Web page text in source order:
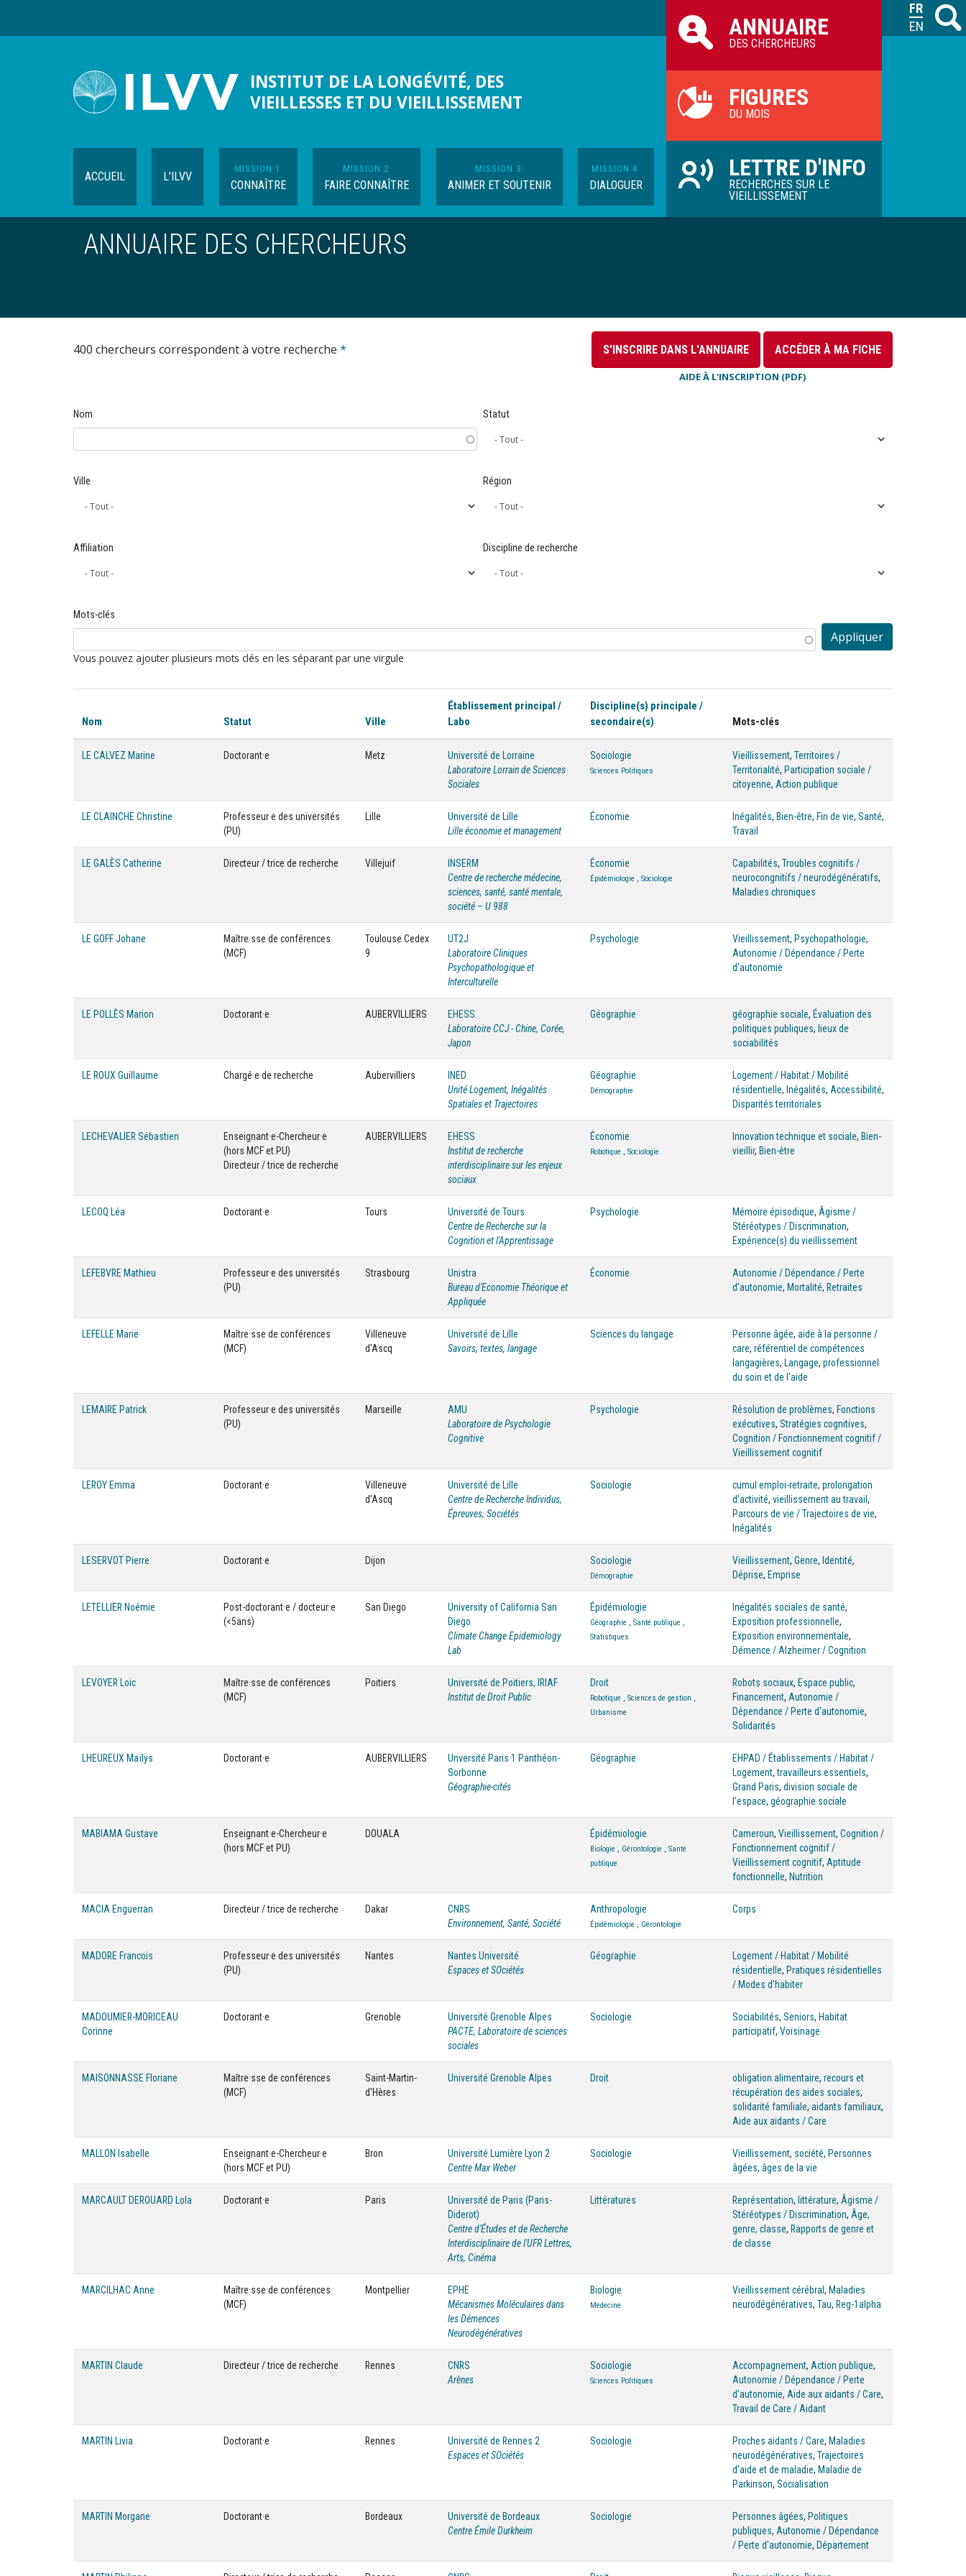
M
INSTITUT DE LA LONGÉVITÉ, DES
VIEILLESSES ET DU VIEILLISSEMENT
ACCUEIL L'ILVV
MISSION 1
CONNAÎTRE
MISSION 2
FAIRE CONNAÎTRE
MISSION 3
ANIMER ET SOUTENIR
MISSION 4
DIALOGUER
ILVV
ANNUAIRE
DES CHERCHEURS
FIGURES
DU MOIS
LETTRE D'INFO
RECHERCHES SUR LE
VIEILLISSEMENT
ANNUAIRE DES CHERCHEURS
400 chercheurs correspondent à votre recherche * S'INSCRIRE DANS L'ANNUAIRE ACCÉDER À MA FICHE
AIDE À L'INSCRIPTION (PDF)
Nom Statut
Ville Région
Affiliation Discipline de recherche
Mots-clés
Vous pouvez ajouter plusieurs mots clés en les séparant par une virgule
Nom Statut Ville
Établissement principal /
Labo
Discipline(s) principale /
secondaire(s)
Mots-clés
LE CALVEZ Marine Doctorant·e Metz
Université de Lorraine
Laboratoire Lorrain de Sciences
Sociales
Sociologie
Sciences Politiques
Vieillissement, Territoires /
Territorialité, Participation sociale /
citoyenne, Action publique
LE CLAINCHE Christine
Professeur·e des universités
(PU)
Lille
Université de Lille
Lille économie et management
Économie Inégalités, Bien-être, Fin de vie, Santé,
Travail
LE GALÈS Catherine Directeur / trice de recherche Villejuif
INSERM
Centre de recherche médecine,
sciences, santé, santé mentale,
société – U 988
Économie
Épidémiologie , Sociologie
Capabilités, Troubles cognitifs /
neurocongnitifs / neurodégénératifs,
Maladies chroniques
LE GOFF Johane
Maître·sse de conférences
(MCF)
Toulouse Cedex
9
UT2J
Laboratoire Cliniques
Psychopathologique et
Interculturelle
Psychologie Vieillissement, Psychopathologie,
Autonomie / Dépendance / Perte
d'autonomie
LE POLLÈS Marion Doctorant·e AUBERVILLIERS
EHESS
Laboratoire CCJ - Chine, Corée,
Japon
Géographie géographie sociale, Évaluation des
politiques publiques, lieux de
sociabilités
LE ROUX Guillaume Chargé·e de recherche Aubervilliers
INED
Unité Logement, Inégalités
Spatiales et Trajectoires
Géographie
Démographie
Logement / Habitat / Mobilité
résidentielle, Inégalités, Accessibilité,
Disparités territoriales
LECHEVALIER Sébastien
Enseignant·e-Chercheur·e
(hors MCF et PU)
Directeur / trice de recherche
AUBERVILLIERS
EHESS
Institut de recherche
interdisciplinaire sur les enjeux
sociaux
Économie
Robotique , Sociologie
Innovation technique et sociale, Bien-
vieillir, Bien-être
LECOQ Léa Doctorant·e Tours
Université de Tours
Centre de Recherche sur la
Cognition et l'Apprentissage
Psychologie Mémoire épisodique, Âgisme /
Stéréotypes / Discrimination,
Expérience(s) du vieillissement
LEFEBVRE Mathieu
Professeur·e des universités
(PU)
Strasbourg
Unistra
Bureau d'Economie Théorique et
Appliquée
Économie
Autonomie / Dépendance / Perte
d'autonomie, Mortalité, Retraites
LEFELLE Marie
Maître·sse de conférences
(MCF)
Villeneuve
d'Ascq
Université de Lille
Savoirs, textes, langage
Sciences du langage Personne âgée, aide à la personne /
care, référentiel de compétences
langagières, Langage, professionnel
du soin et de l'aide
LEMAIRE Patrick
Professeur·e des universités
(PU)
Marseille
AMU
Laboratoire de Psychologie
Cognitive
Psychologie Résolution de problèmes, Fonctions
exécutives, Stratégies cognitives,
Cognition / Fonctionnement cognitif /
Vieillissement cognitif
LEROY Emma Doctorant·e
Villeneuve
d'Ascq
Université de Lille
Centre de Recherche Individus,
Épreuves, Sociétés
Sociologie cumul emploi-retraite, prolongation
d'activité, vieillissement au travail ,
Parcours de vie / Trajectoires de vie,
Inégalités
LESERVOT Pierre Doctorant·e Dijon Sociologie
Démographie
Vieillissement, Genre, Identité,
Déprise, Emprise
LETELLIER Noémie
Post-doctorant·e / docteur·e
(<5ans)
San Diego
University of California San
Diego
Climate Change Epidemiology
Lab
Épidémiologie
Géographie , Santé publique ,
Statistiques
Inégalités sociales de santé,
Exposition professionnelle,
Exposition environnementale,
Démence / Alzheimer / Cognition
LEVOYER Loic
Maître·sse de conférences
(MCF)
Poitiers
Université de Poitiers, IRIAF
Institut de Droit Public
Droit
Robotique , Sciences de gestion ,
Urbanisme
Robots sociaux, Espace public,
Financement, Autonomie /
Dépendance / Perte d'autonomie,
Solidarités
LHEUREUX Maïlys Doctorant·e AUBERVILLIERS
Unversité Paris 1 Panthéon-
Sorbonne
Géographie-cités
Géographie
EHPAD / Établissements / Habitat /
Logement,travailleurs essentiels,
Grand Paris, division sociale de
l'espace, géographie sociale
MABIAMA Gustave
Enseignant·e-Chercheur·e
(hors MCF et PU)
DOUALA Épidémiologie
Biologie , Gérontologie , Santé
publique
Cameroun, Vieillissement, Cognition /
Fonctionnement cognitif /
Vieillissement cognitif, Aptitude
fonctionnelle, Nutrition
MACIA Enguerran Directeur / trice de recherche Dakar
CNRS
Environnement, Santé, Société
Anthropologie
Épidémiologie , Gérontologie
Corps
MADORE Francois
Professeur·e des universités
(PU)
Nantes
Nantes Université
Espaces et SOciétés
Géographie
Logement / Habitat / Mobilité
résidentielle, Pratiques résidentielles
/ Modes d'habiter
MADOUMIER-MORICEAU
Corinne
Doctorant·e Grenoble
Université Grenoble Alpes
PACTE, Laboratoire de sciences
sociales
Sociologie Sociabilités, Seniors, Habitat
participatif, Voisinage
MAISONNASSE Floriane
Maître·sse de conférences
(MCF)
Saint-Martin-
d'Hères
Université Grenoble Alpes Droit obligation alimentaire, recours et
récupération des aides sociales,
solidarité familiale, aidants familiaux,
Aide aux aidants / Care
MALLON Isabelle
Enseignant·e-Chercheur·e
(hors MCF et PU)
Bron
Université Lumière Lyon 2
Centre Max Weber
Sociologie Vieillissement, société, Personnes
âgées, âges de la vie
MARCAULT DEROUARD Lola Doctorant·e Paris
Université de Paris (Paris-
Diderot)
Centre d'Études et de Recherche
Interdisciplinaire de l'UFR Lettres,
Arts, Cinéma
Littératures Représentation, littérature, Âgisme /
Stéréotypes / Discrimination, Âge,
genre, classe, Rapports de genre et
de classe
MARCILHAC Anne
Maître·sse de conférences
(MCF)
Montpellier
EPHE
Mécanismes Moléculaires dans
les Démences
Neurodégénératives
Biologie
Médecine
Vieillissement cérébral , Maladies
neurodégénératives, Tau, Reg-1alpha
MARTIN Claude Directeur / trice de recherche Rennes
CNRS
Arènes
Sociologie
Sciences Politiques
Accompagnement, Action publique,
Autonomie / Dépendance / Perte
d'autonomie, Aide aux aidants / Care,
Travail de Care / Aidant
MARTIN Livia Doctorant·e Rennes
Université de Rennes 2
Espaces et SOciétés
Sociologie Proches aidants / Care, Maladies
neurodégénératives, Trajectoires
d'aide et de maladie, Maladie de
Parkinson, Socialisation
MARTIN Morgane Doctorant·e Bordeaux
Université de Bordeaux
Centre Émile Durkheim
Sociologie Personnes âgées, Politiques
publiques, Autonomie / Dépendance
/ Perte d'autonomie, Département
FRANÇAIS
ENGLISH